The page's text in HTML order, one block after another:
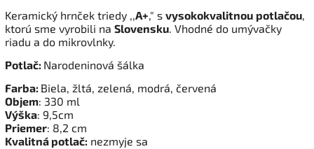
Keramický hrnček triedy ,,A+," s vysokokvalitnou potlačou,
ktorú sme vyrobili na Slovensku. Vhodné do umývačky
riadu a do mikrovlnky.
Potlač: Narodeninová šálka
Farba: Biela, žltá, zelená, modrá, červená
Objem: 330 ml
Výška: 9,5cm
Priemer: 8,2 cm
Kvalitná potlač: nezmyje sa